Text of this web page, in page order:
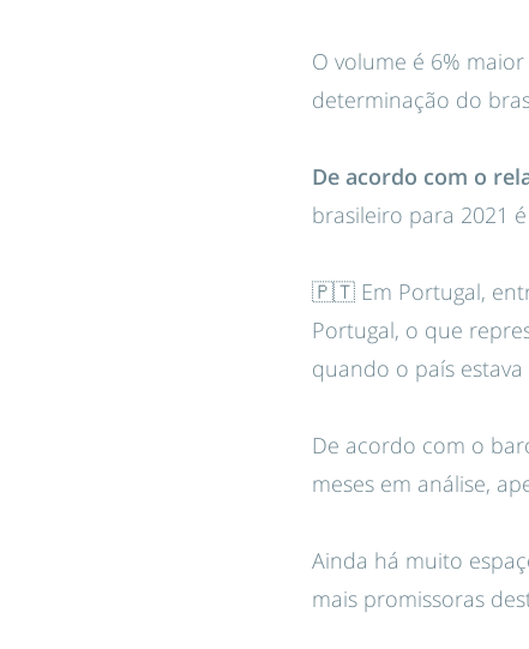
O volume é 6%
determinação do
De acordo com o
brasileiro para 2021
🇵🇹 Em Portugal,
Portugal, o que
quando o país
De acordo com o
meses em análise,
Ainda há muito
mais promissoras